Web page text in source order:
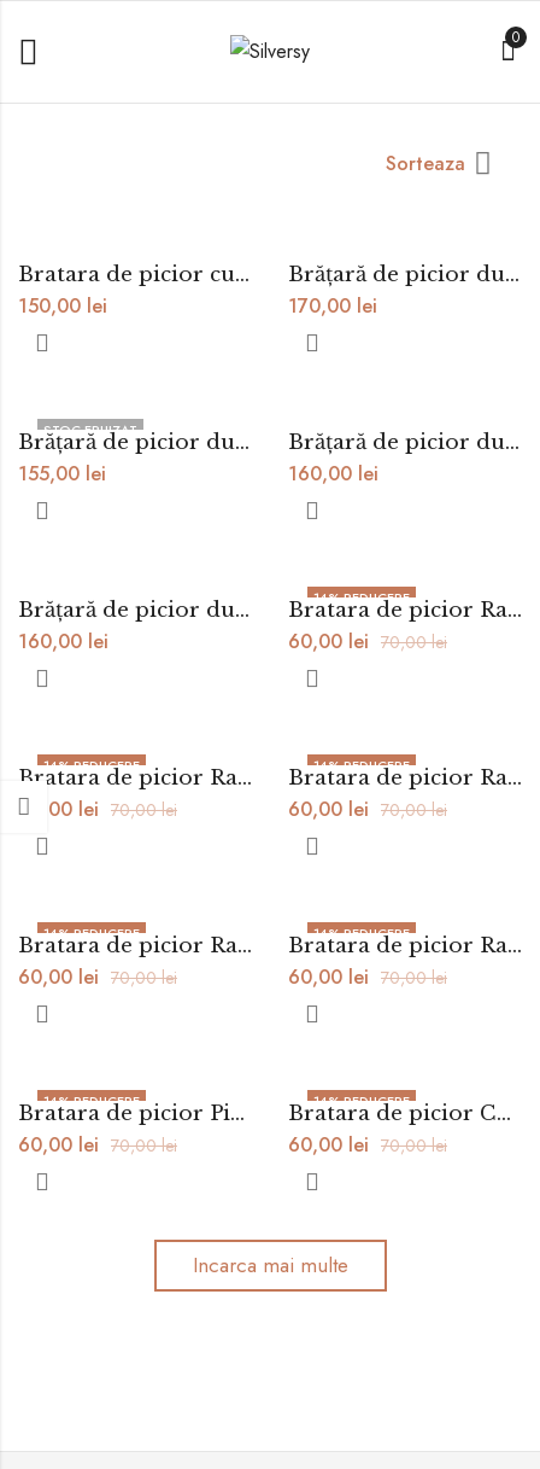
0
Sorteaza
Bratara de picior cu inima argint
150,00 lei
Brățară de picior dublă cu șnur și charm argint
170,00 lei
STOC EPUIZAT Brățară de picior dublă cu șnur și steluță
155,00 lei
Brățară de picior dublă cu șnur și inimă
160,00 lei
Brățară de picior dublă cu șnur și infinit argint
160,00 lei
14% REDUCERE Bratara de picior Rainbow Neon
60,00 lei 70,00lei
14% REDUCERE Bratara de picior Rainbow Magic
60,00 lei 70,00lei
14% REDUCERE Bratara de picior Rainbow Cream
60,00 lei 70,00lei
14% REDUCERE Bratara de picior Rainbow Pastel
60,00 lei 70,00lei
14% REDUCERE Bratara de picior Rainbow Native
60,00 lei 70,00lei
14% REDUCERE Bratara de picior Pink Summer
60,00 lei 70,00lei
14% REDUCERE Bratara de picior Catalina Summer
60,00 lei 70,00lei
Incarca mai multe